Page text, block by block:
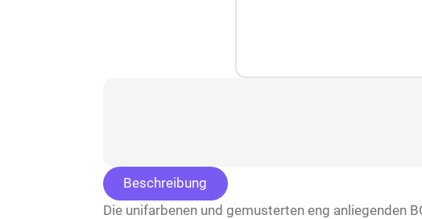
Beschreibung
Die unifarbenen und gemusterten eng anliegenden